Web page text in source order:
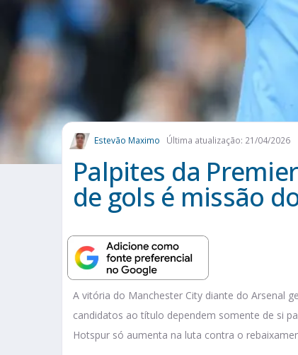
Estevão Maximo Última atualização: 21/04/2026
Palpites da
de gols é missão
A vitória do Manchester City diante do Arsenal
candidatos ao título dependem somente de si
Hotspur só aumenta na luta contra o